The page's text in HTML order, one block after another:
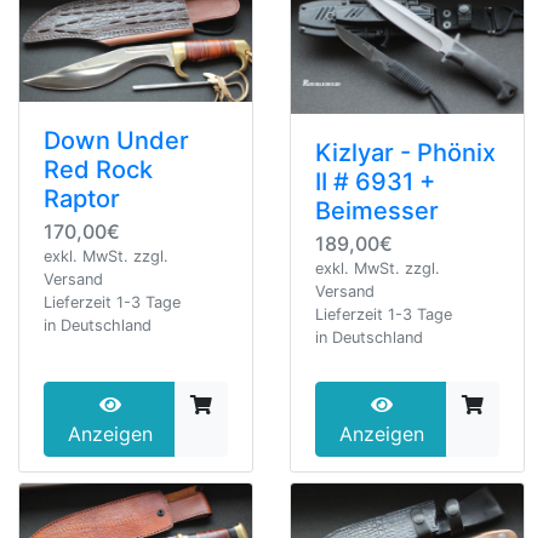
Down Under
Red Rock
Raptor
170,00€
exkl. MwSt. zzgl.
Versand
Lieferzeit 1-3 Tage
in Deutschland
Anzeigen
Kizlyar - Phönix
II # 6931 +
Beimesser
189,00€
exkl. MwSt. zzgl.
Versand
Lieferzeit 1-3 Tage
in Deutschland
Anzeigen